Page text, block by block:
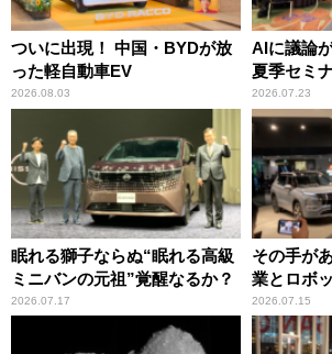
ついに出現！ 中国・BYDが放
った軽自動車EV
2026.08.03
AIに議論
夏季セミ
2026.07.23
眠れる獅子ならぬ“眠れる高級
ミニバンの元祖”覚醒なるか？
2026.07.17
その手が
業とロボ
2026.07.15